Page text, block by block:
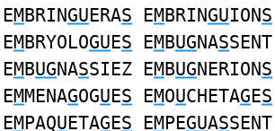
EMBRINGUERAS EMBRINGUIONS
EMBRYOLOGUES EMBUGNASSENT
EMBUGNASSIEZ EMBUGNERIONS
EMMENAGOGUES EMOUCHETAGES
EMPAQUETAGES EMPEGUASSENT